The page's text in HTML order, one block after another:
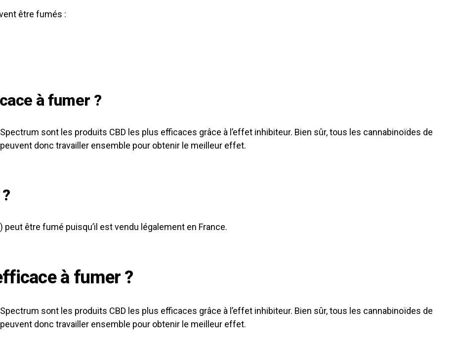
être fumés :
à fumer ?
Spectrum sont les produits CBD les plus efficaces grâce à l’effet inhibiteur. Bien sûr, tous les cannabinoïdes de
donc travailler ensemble pour obtenir le meilleur effet.
peut être fumé puisqu’il est vendu légalement en France.
à fumer ?
Spectrum sont les produits CBD les plus efficaces grâce à l’effet inhibiteur. Bien sûr, tous les cannabinoïdes de
donc travailler ensemble pour obtenir le meilleur effet.